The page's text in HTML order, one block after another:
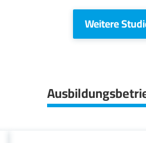
Weitere